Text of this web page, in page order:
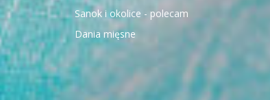
Sanok i okolice - polecam
Dania mięsne